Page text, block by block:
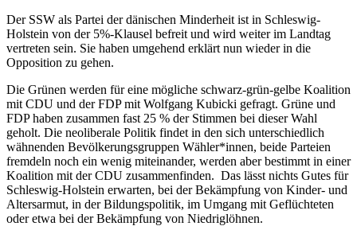
Der SSW als Partei der dänischen Minderheit ist in Schleswig-
Holstein von der 5%-Klausel befreit und wird weiter im Landtag
vertreten sein. Sie haben umgehend erklärt nun wieder in die
Opposition zu gehen.
Die Grünen werden für eine mögliche schwarz-grün-gelbe Koalition
mit CDU und der FDP mit Wolfgang Kubicki gefragt. Grüne und
FDP haben zusammen fast 25 % der Stimmen bei dieser Wahl
geholt. Die neoliberale Politik findet in den sich unterschiedlich
wähnenden Bevölkerungsgruppen Wähler*innen, beide Parteien
fremdeln noch ein wenig miteinander, werden aber bestimmt in einer
Koalition mit der CDU zusammenfinden. Das lässt nichts Gutes für
Schleswig-Holstein erwarten, bei der Bekämpfung von Kinder- und
Altersarmut, in der Bildungspolitik, im Umgang mit Geflüchteten
oder etwa bei der Bekämpfung von Niedriglöhnen.